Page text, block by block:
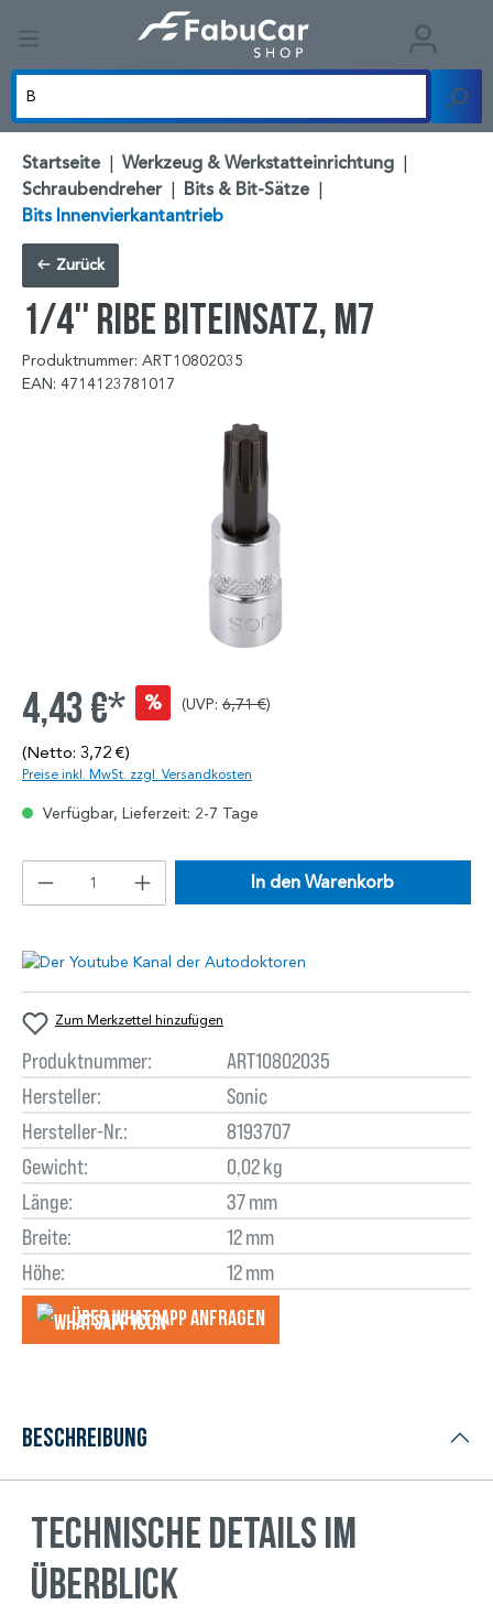
Startseite | Werkzeug & Werkstatteinrichtung |
Schraubendreher | Bits & Bit-Sätze |
Bits Innenvierkantantrieb
Zurück
1/4'' Ribe Biteinsatz, M7
Produktnummer: ART10802035
EAN: 4714123781017
4,43 €* % (UVP: 6,71 €)
(Netto: 3,72 €)
Preise inkl. MwSt. zzgl. Versandkosten
Verfügbar, Lieferzeit: 2-7 Tage
In den Warenkorb
Zum Merkzettel hinzufügen
Produktnummer:
ART10802035
Hersteller:
Sonic
Hersteller-Nr.:
8193707
Gewicht:
0,02 kg
Länge:
37 mm
Breite:
12 mm
Höhe:
12 mm
Über WhatsApp anfragеn
Beschreibung
Technische Details im
Überblick